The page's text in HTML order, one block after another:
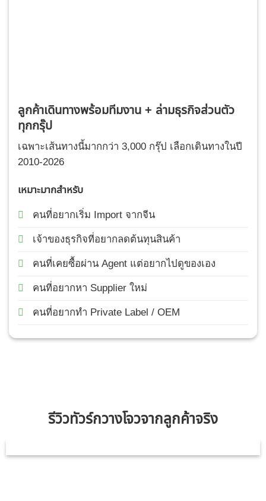
ลูกค้าเดินทางพร้อมทีมงาน + ล่ามธุรกิจส่วนตัว
ทุกกรุ๊ป
เฉพาะเส้นทางนี้มากกว่า 3,000 กรุ๊ป เลือกเดินทางในปี
2010-2026
เหมาะมากสำหรับ
คนที่อยากเริ่ม Import จากจีน
เจ้าของธุรกิจที่อยากลดต้นทุนสินค้า
คนที่เคยซื้อผ่าน Agent แต่อยากไปดูของเอง
คนที่อยากหา Supplier ใหม่
คนที่อยากทำ Private Label / OEM
รีวิวทัวร์กวางโจวจากลูกค้าจริง